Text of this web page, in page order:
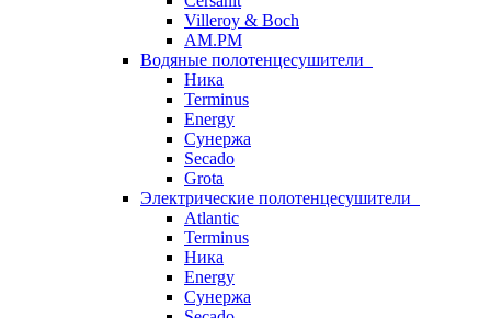
Villeroy & Boch
AM.PM
Водяные полотенцесушители
Ника
Terminus
Energy
Сунержа
Secado
Grota
Электрические полотенцесушители
Atlantic
Terminus
Ника
Energy
Сунержа